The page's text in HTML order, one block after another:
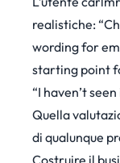
realistiche:
wording for
starting point
“I haven’t
Quella
di qualunque
Costruire il